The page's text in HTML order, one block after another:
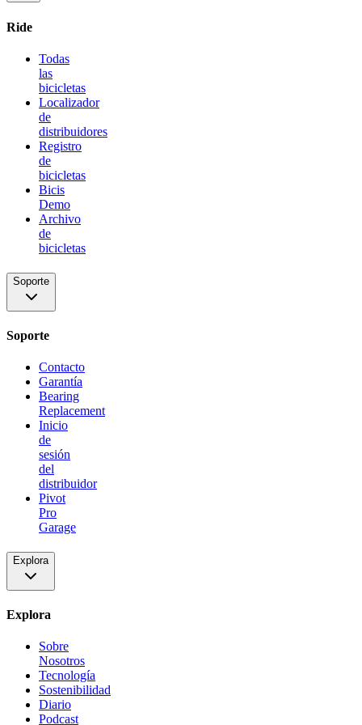
Ride
Todas
las
bicicletas
Localizador
de
distribuidores
Registro
de
bicicletas
Bicis
Demo
Archivo
de
bicicletas
Soporte
Soporte
Contacto
Garantía
Bearing
Replacement
Inicio
de
sesión
del
distribuidor
Pivot
Pro
Garage
Explora
Explora
Sobre
Nosotros
Tecnología
Sostenibilidad
Diario
Podcast